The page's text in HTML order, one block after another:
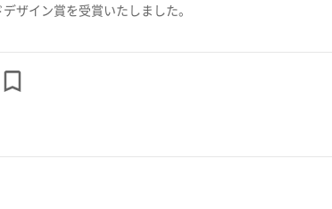
ザイン賞を受賞いたしました。